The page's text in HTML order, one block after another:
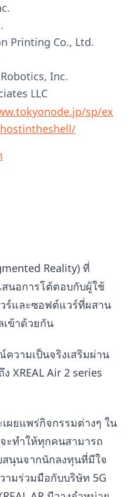
Printing Co., Ltd.
Inc.
LLC
sp/ex
Reality) ที่
สนอการโต้ตอบกับผู้ใช้
ร์และซอฟต์แวร์ที่ผสาน
ข้าด้วยกัน
วามเป็นจริงเสริมผ่าน
XREAL Air 2 series
ยแพร่กิจกรรมต่างๆ ใน
ะทำให้ทุกคนสามารถ
สนุนจากนักลงทุนที่มีใจ
ามร่วมมือกับบริษัท 5G